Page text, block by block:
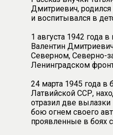
Дмитриевич,
и воспитывался в
1 августа 1942 года
Валентин
Северном, Северно-
Ленинградском
24 марта 1945 года в
Латвийской ССР,
отразил две вылазки
бою огнем своего
проявленные в боях